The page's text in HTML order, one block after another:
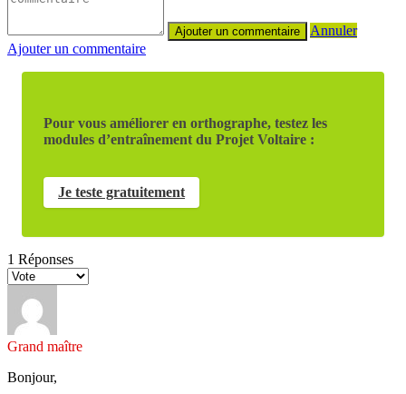
Annuler
Ajouter un commentaire
Pour vous améliorer en orthographe, testez les
modules d’entraînement du Projet Voltaire :
Je teste gratuitement
1 Réponses
Grand maître
Bonjour,